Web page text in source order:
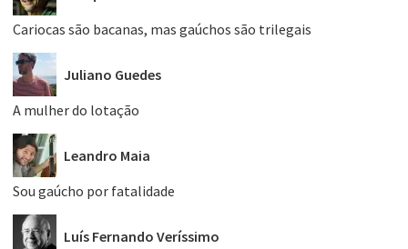
Cariocas são bacanas, mas gaúchos são trilegais
Juliano Guedes
A mulher do lotação
Leandro Maia
Sou gaúcho por fatalidade
Luís Fernando Veríssimo